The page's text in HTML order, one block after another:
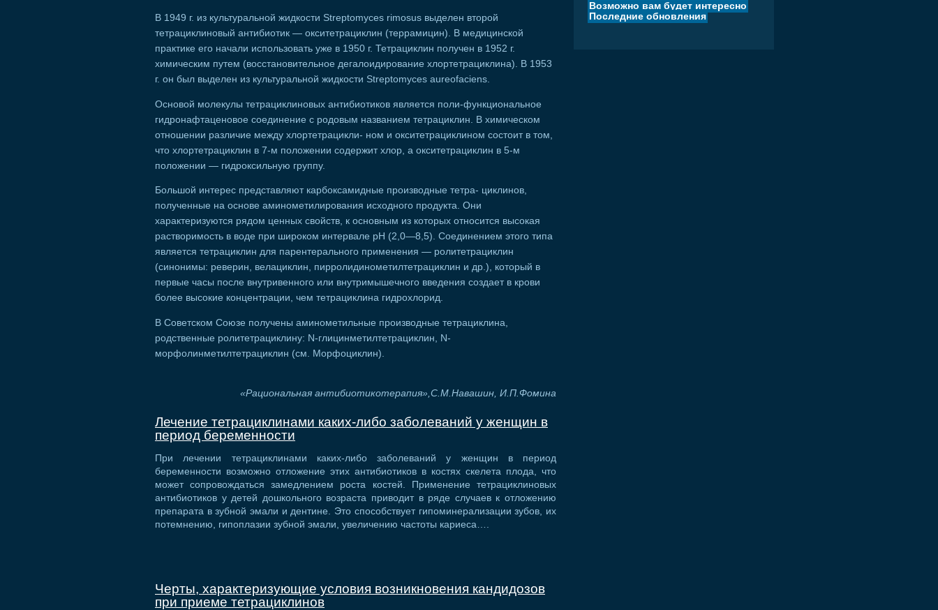
В 1949 г. из культуральной жидкости Streptomyces rimosus выделен второй
тетрациклиновый антибиотик — окситетрациклин (террамицин). В медицинской
практике его начали использовать уже в 1950 г. Тетрациклин получен в 1952 г.
химическим путем (восстановительное дегалоидирование хлортетрациклина). В 1953
г. он был выделен из культуральной жидкости Streptomyces aureofaciens.
Основой молекулы тетрациклиновых антибиотиков является поли-функциональное
гидронафтаценовое соединение с родовым названием тетрациклин. В химическом
отношении различие между хлортетрацикли- ном и окситетрациклином состоит в том,
что хлортетрациклин в 7-м положении содержит хлор, а окситетрациклин в 5-м
положении — гидроксильную группу.
Большой интерес представляют карбоксамидные производные тетра- циклинов,
полученные на основе аминометилирования исходного продукта. Они
характеризуются рядом ценных свойств, к основным из которых относится высокая
растворимость в воде при широком интервале рН (2,0—8,5). Соединением этого типа
является тетрациклин для парентерального применения — ролитетрациклин
(синонимы: реверин, велациклин, пирролидинометилтетрациклин и др.), который в
первые часы после внутривенного или внутримышечного введения создает в крови
более высокие концентрации, чем тетрациклина гидрохлорид.
В Советском Союзе получены аминометильные производные тетрациклина,
родственные ролитетрациклину: N-глицинметилтетрациклин, N-
морфолинметилтетрациклин (см. Морфоциклин).
«Рациональная антибиотикотерапия»,С.М.Навашин, И.П.Фомина
Лечение тетрациклинами каких-либо заболеваний у женщин в
период беременности
При лечении тетрациклинами каких-либо заболеваний у женщин в период
беременности возможно отложение этих антибиотиков в костях скелета плода, что
может сопровождаться замедлением роста костей. Применение тетрациклиновых
антибиотиков у детей дошкольного возраста приводит в ряде случаев к отложению
препарата в зубной эмали и дентине. Это способствует гипоминерализации зубов, их
потемнению, гипоплазии зубной эмали, увеличению частоты кариеса….
Черты, характеризующие условия возникновения кандидозов
при приеме тетрациклинов
Возможно вам будет интересно
Последние обновления